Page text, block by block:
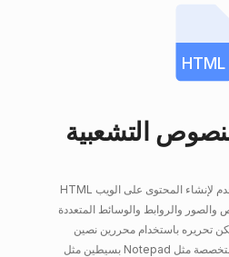
HTML
التشعبية
HTML هي لغة ترميز قياسية تستخدم لإنشاء المحتوى على الويب
والصور والروابط والوسائط المتعددة
تحريره باستخدام محررين نصين
بسيطين مثل Notepad أو أدوات متخصصة مثل Visual Studio